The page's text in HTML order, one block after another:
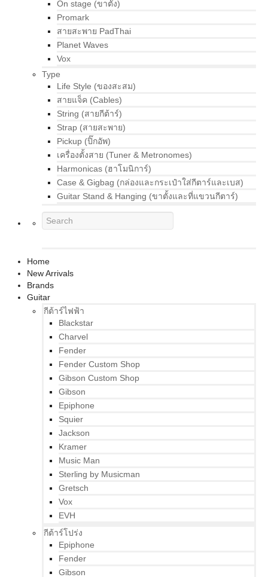
On stage (ขาตั้ง)
Promark
สายสะพาย PadThai
Planet Waves
Vox
Type
Life Style (ของสะสม)
สายแจ็ค (Cables)
String (สายกีต้าร์)
Strap (สายสะพาย)
Pickup (ปิ๊กอัพ)
เครื่องตั้งสาย (Tuner & Metronomes)
Harmonicas (ฮาโมนิการ์)
Case & Gigbag (กล่องและกระเป๋าใส่กีตาร์และเบส)
Guitar Stand & Hanging (ขาตั้งและที่แขวนกีตาร์)
Home
New Arrivals
Brands
Guitar
กีต้าร์ไฟฟ้า
Blackstar
Charvel
Fender
Fender Custom Shop
Gibson Custom Shop
Gibson
Epiphone
Squier
Jackson
Kramer
Music Man
Sterling by Musicman
Gretsch
Vox
EVH
กีต้าร์โปร่ง
Epiphone
Fender
Gibson